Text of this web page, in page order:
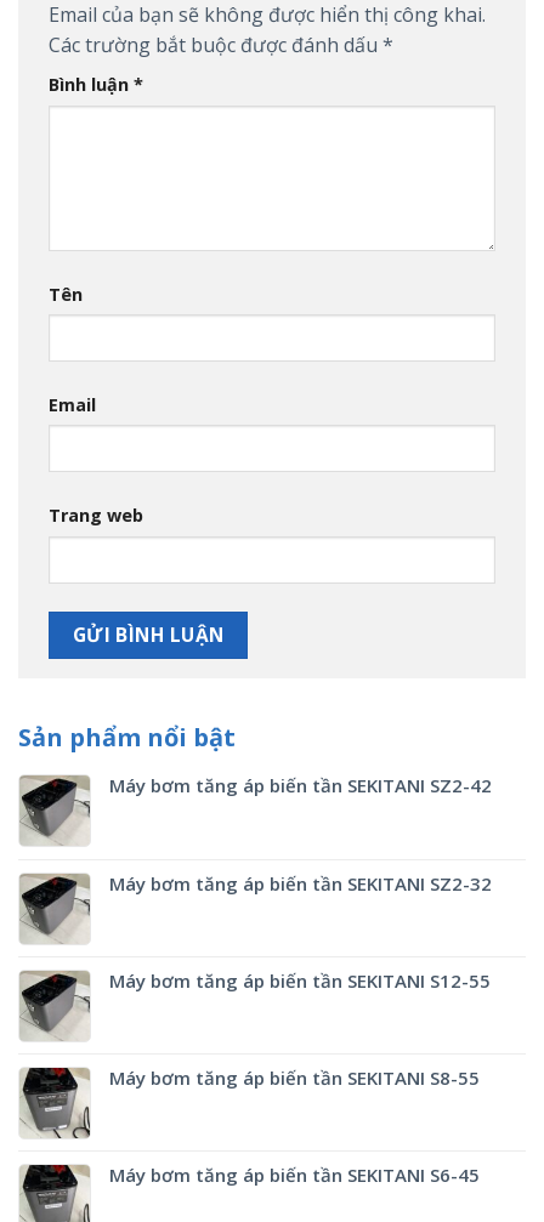
Email của bạn sẽ không được hiển thị công khai.
Các trường bắt buộc được đánh dấu *
Bình luận *
Tên
Email
Trang web
Sản phẩm nổi bật
Máy bơm tăng áp biến tần SEKITANI SZ2-42
Máy bơm tăng áp biến tần SEKITANI SZ2-32
Máy bơm tăng áp biến tần SEKITANI S12-55
Máy bơm tăng áp biến tần SEKITANI S8-55
Máy bơm tăng áp biến tần SEKITANI S6-45